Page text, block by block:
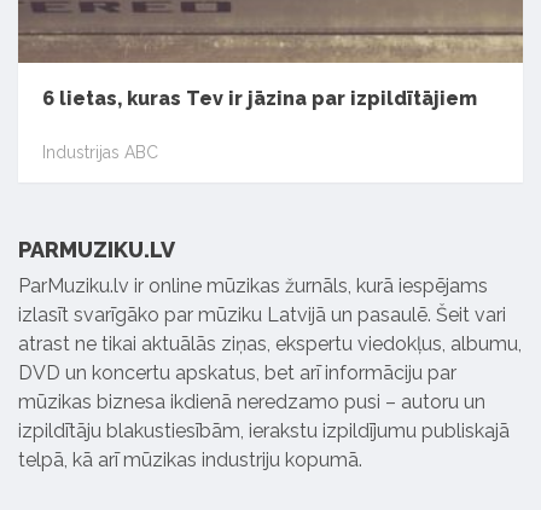
6 lietas, kuras Tev ir jāzina par izpildītājiem
Industrijas ABC
PARMUZIKU.LV
ParMuziku.lv ir online mūzikas žurnāls, kurā iespējams
izlasīt svarīgāko par mūziku Latvijā un pasaulē. Šeit vari
atrast ne tikai aktuālās ziņas, ekspertu viedokļus, albumu,
DVD un koncertu apskatus, bet arī informāciju par
mūzikas biznesa ikdienā neredzamo pusi – autoru un
izpildītāju blakustiesībām, ierakstu izpildījumu publiskajā
telpā, kā arī mūzikas industriju kopumā.